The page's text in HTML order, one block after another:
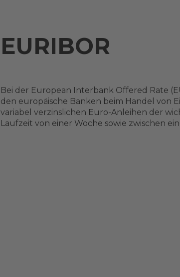
EURIBOR
Bei der European Interbank Offered Rate
den europäische Banken beim Handel von
variabel verzinslichen Euro-Anleihen der
Laufzeit von einer Woche sowie zwischen